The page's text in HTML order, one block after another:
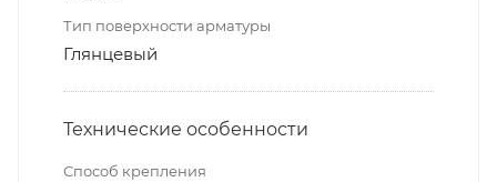
Тип поверхности арматуры
Глянцевый
Технические особенности
Способ крепления